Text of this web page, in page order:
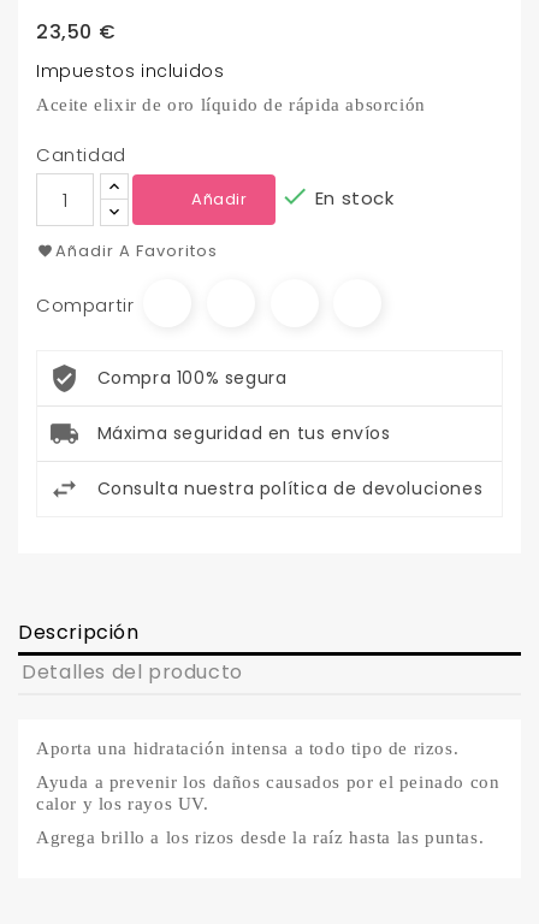
23,50 €
Impuestos incluidos
Aceite elixir de oro líquido de rápida absorción
Cantidad
Añadir  En stock
Añadir A Favoritos
Compartir
Compra 100% segura
Máxima seguridad en tus envíos
Consulta nuestra política de devoluciones
Descripción
Detalles del producto
Aporta una hidratación intensa a todo tipo de rizos.
Ayuda a prevenir los daños causados ​​por el peinado con
calor y los rayos UV.
Agrega brillo a los rizos desde la raíz hasta las puntas.